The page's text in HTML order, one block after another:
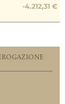
€
-4.212,31 €